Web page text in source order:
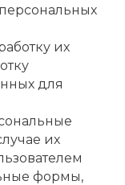
их
для
их
формы,